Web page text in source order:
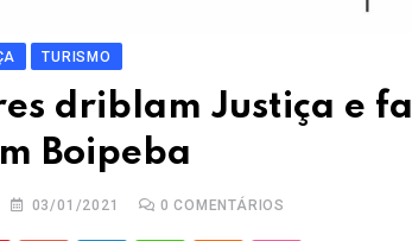
TURISMO
driblam Justiça e
Boipeba
03/01/2021 0 COMENTÁRIOS